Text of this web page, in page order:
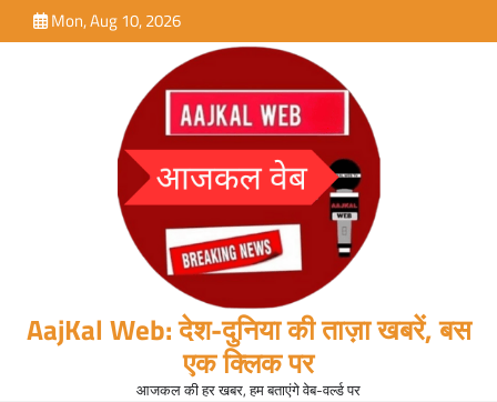
to
Mon, Aug 10, 2026
AajKal Web: देश-दुनिया की ताज़ा खबरें, बस
एक क्लिक पर
आजकल की हर खबर, हम बताएंगे वेब-वर्ल्ड पर